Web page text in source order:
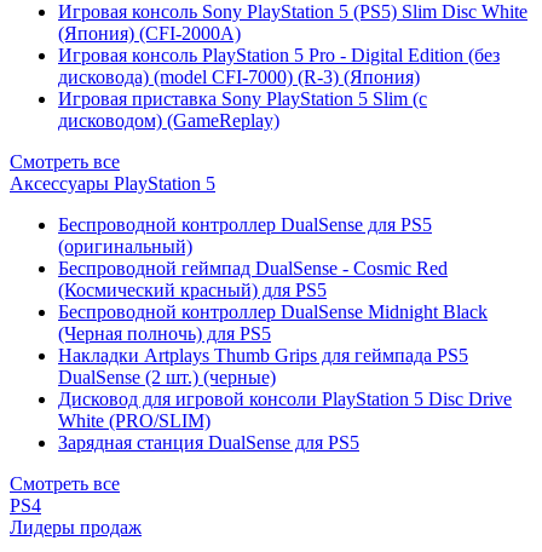
Игровая консоль Sony PlayStation 5 (PS5) Slim Disc White
(Япония) (CFI-2000A)
Игровая консоль PlayStation 5 Pro - Digital Edition (без
дисковода) (model CFI-7000) (R-3) (Япония)
Игровая приставка Sony PlayStation 5 Slim (с
дисководом) (GameReplay)
Смотреть все
Аксессуары PlayStation 5
Беспроводной контроллер DualSense для PS5
(оригинальный)
Беспроводной геймпад DualSense - Cosmic Red
(Космический красный) для PS5
Беспроводной контроллер DualSense Midnight Black
(Черная полночь) для PS5
Накладки Artplays Thumb Grips для геймпада PS5
DualSense (2 шт.) (черные)
Дисковод для игровой консоли PlayStation 5 Disc Drive
White (PRO/SLIM)
Зарядная станция DualSense для PS5
Смотреть все
PS4
Лидеры продаж